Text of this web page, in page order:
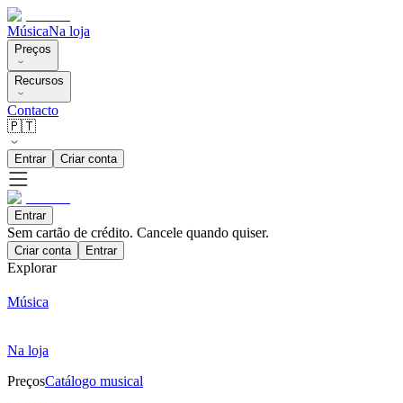
MúsicaNa loja
Preços
Recursos
Contacto
🇵🇹
Entrar Criar conta
Entrar
Sem cartão de crédito. Cancele quando quiser.
Criar conta Entrar
Explorar
Música
Na loja
PreçosCatálogo musical